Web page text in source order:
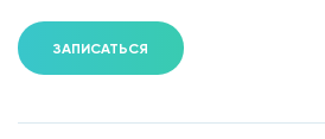
ЗАПИСАТЬСЯ